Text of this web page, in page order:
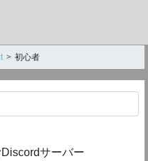
初心者
サーバー